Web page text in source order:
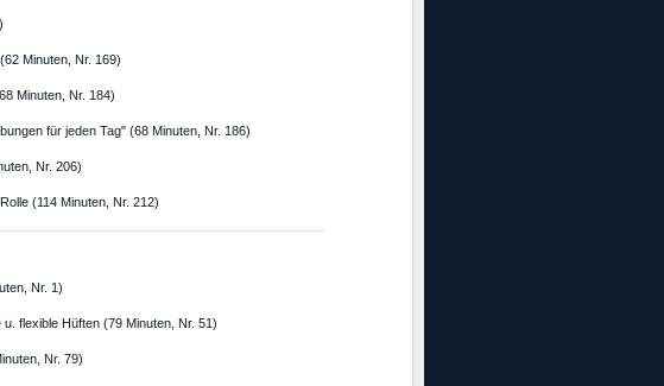
Minuten, Nr. 169)
Minuten, Nr. 184)
für jeden Tag" (68 Minuten, Nr. 186)
Nr. 206)
(114 Minuten, Nr. 212)
Nr. 1)
flexible Hüften (79 Minuten, Nr. 51)
Nr. 79)